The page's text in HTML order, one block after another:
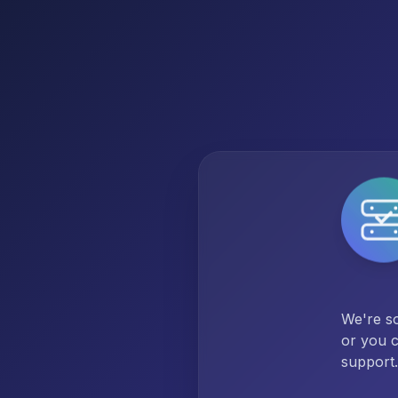
We're
or you
support.